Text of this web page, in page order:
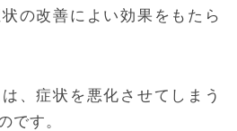
の改善によい効果をもたら
、症状を悪化させてしまう
です。